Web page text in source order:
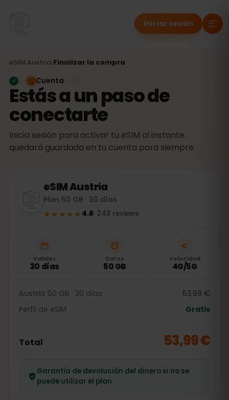
Iniciar sesión
eSIM Austria Finalizar la compra
Estás a un paso de
conectarte
Inicia sesión para activar tu eSIM al instante:
quedará guardada en tu cuenta para siempre.
Cuenta
eSIMAustria
Plan 50 GB · 30 días
★★★★★ 4.6· 248 reviews
Validez
30 días
Datos
50 GB
Velocidad
4G/5G
Austria 50 GB · 30 días
53,99 €
Perfil de eSIM
Gratis
Total 53,99 €
Garantía de devolución del dinero si no se
puede utilizar el plan